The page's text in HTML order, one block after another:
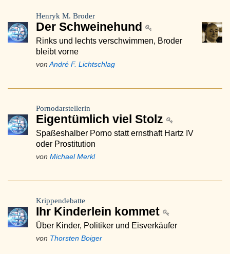
Henryk M. Broder
Der Schweinehund
Rinks und lechts verschwimmen, Broder
bleibt vorne
von André F. Lichtschlag
Pornodarstellerin
Eigentümlich viel Stolz
Spaßeshalber Porno statt ernsthaft Hartz IV
oder Prostitution
von Michael Merkl
Krippendebatte
Ihr Kinderlein kommet
Über Kinder, Politiker und Eisverkäufer
von Thorsten Boiger